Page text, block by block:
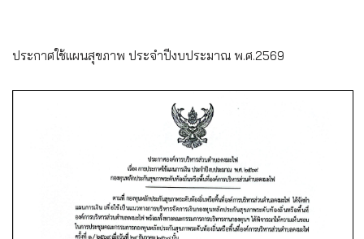
ประกาศใช้แผนสุขภาพ ประจำปีงบประมาณ พ.ศ.2569